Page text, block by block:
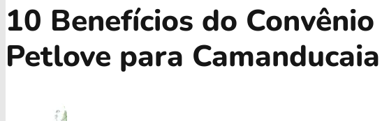
10 Benefícios do Convênio
Petlove para Camanducaia